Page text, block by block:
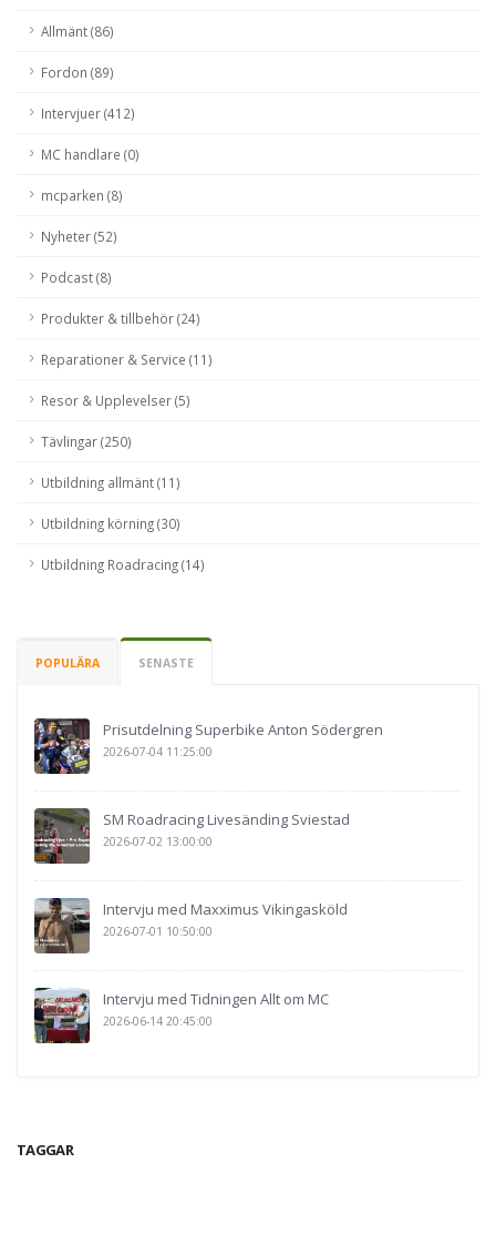
Allmänt (86)
Fordon (89)
Intervjuer (412)
MC handlare (0)
mcparken (8)
Nyheter (52)
Podcast (8)
Produkter & tillbehör (24)
Reparationer & Service (11)
Resor & Upplevelser (5)
Tävlingar (250)
Utbildning allmänt (11)
Utbildning körning (30)
Utbildning Roadracing (14)
POPULÄRA SENASTE
Prisutdelning Superbike Anton Södergren
2026-07-04 11:25:00
SM Roadracing Livesänding Sviestad
2026-07-02 13:00:00
Intervju med Maxximus Vikingasköld
2026-07-01 10:50:00
Intervju med Tidningen Allt om MC
2026-06-14 20:45:00
TAGGAR